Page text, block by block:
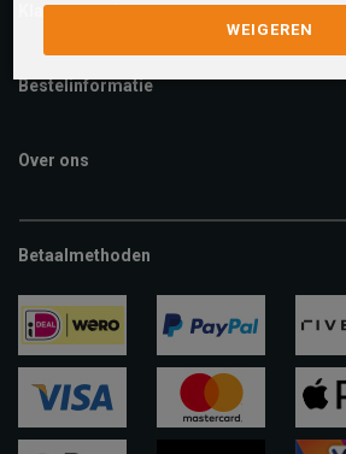
Klantenservice
Bestelinformatie
Over ons
Betaalmethoden
ideal paypal riverty
visa
apple-
WEIGEREN